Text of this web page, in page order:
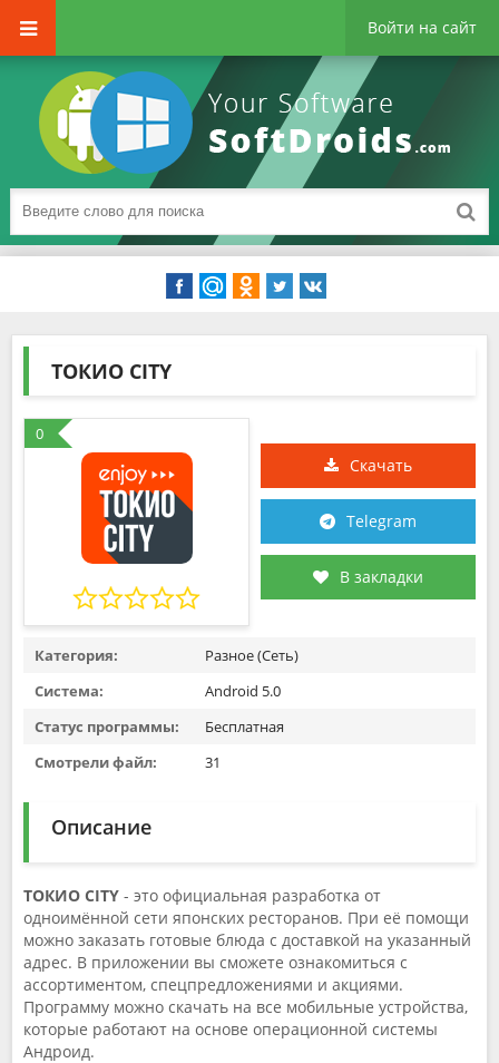
Войти на сайт
ТОКИО CITY
0
Скачать
Telegram
В закладки
Категория:
Разное (Сеть)
Система:
Android 5.0
Статус программы:
Бесплатная
Смотрели файл:
31
Описание
ТОКИО CITY - это официальная разработка от
одноимённой сети японских ресторанов. При её помощи
можно заказать готовые блюда с доставкой на указанный
адрес. В приложении вы сможете ознакомиться с
ассортиментом, спецпредложениями и акциями.
Программу можно скачать на все мобильные устройства,
которые работают на основе операционной системы
Андроид.